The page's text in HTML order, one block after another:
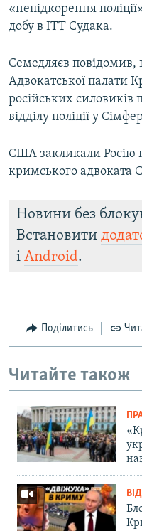
«непідкорення
добу в ІТТ Судака.
Семедляєв повідомив,
Адвокатської палати
російських силовиків
відділу поліції у
США закликали Росію
кримського адвоката
Новини без
Встановити
і Android.
Поділитись
Читайте також